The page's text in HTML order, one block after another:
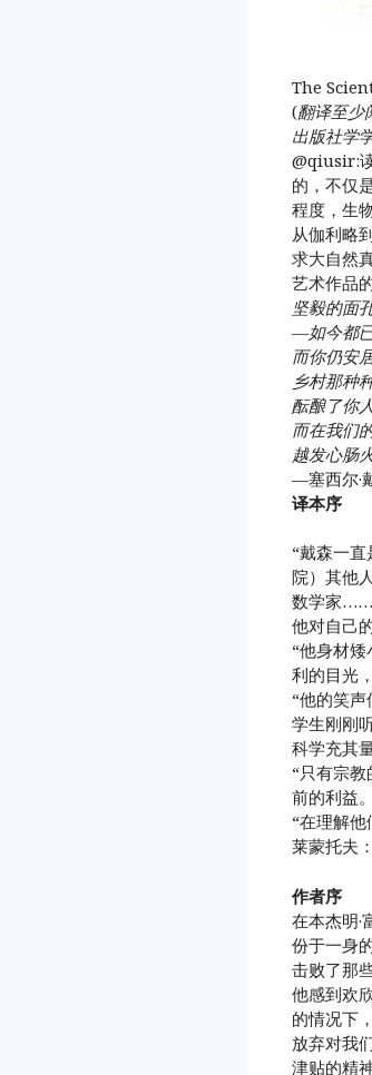
The
(翻译至少
出版社学
@qiusir:
的，不仅
程度，生
从伽利略
求大自然
艺术作品
坚毅的面
—如今都已
而你仍安
乡村那种
酝酿了你
而在我们
越发心肠
—塞西尔·
译本序
“戴森一
院）其他
数学家……
他对自己
“他身材
利的目光
“他的笑
学生刚刚
科学充其
“只有宗
前的利益
“在理解
莱蒙托夫
作者序
在本杰明
份于一身
击败了那
他感到欢
的情况下
放弃对我
津贴的精